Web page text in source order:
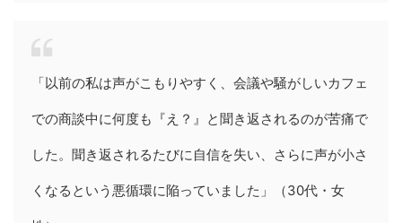
「以前の私は声がこもりやすく、会議や騒がしいカフェ
での商談中に何度も『え？』と聞き返されるのが苦痛で
した。聞き返されるたびに自信を失い、さらに声が小さ
くなるという悪循環に陥っていました」（30代・女